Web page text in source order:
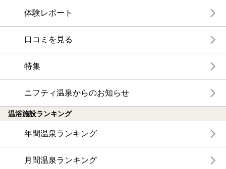
体験レポート
口コミを見る
特集
ニフティ温泉からのお知らせ
温浴施設ランキング
年間温泉ランキング
月間温泉ランキング